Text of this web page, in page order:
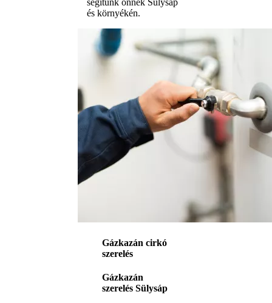
és környékén.
Gázkazán cirkó
szerelés
Gázkazán
szerelés Sülysáp